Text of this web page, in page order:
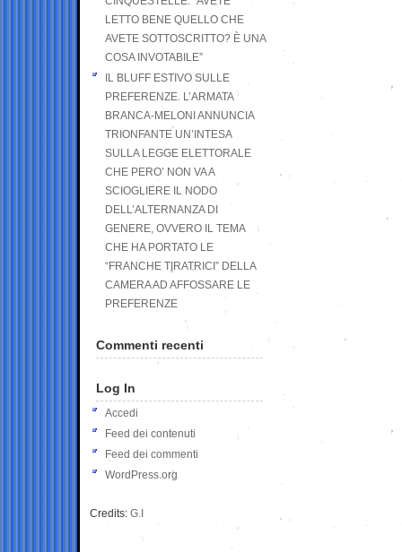
LETTO BENE QUELLO CHE
AVETE SOTTOSCRITTO? È UNA
COSA INVOTABILE”
IL BLUFF ESTIVO SULLE
PREFERENZE. L’ARMATA
BRANCA-MELONI ANNUNCIA
TRIONFANTE UN’INTESA
SULLA LEGGE ELETTORALE
CHE PERO’ NON VA A
SCIOGLIERE IL NODO
DELL’ALTERNANZA DI
GENERE, OVVERO IL TEMA
CHE HA PORTATO LE
“FRANCHE TIRATRICI” DELLA
CAMERA AD AFFOSSARE LE
PREFERENZE
Commenti recenti
Log In
Accedi
Feed dei contenuti
Feed dei commenti
WordPress.org
Credits: G.I